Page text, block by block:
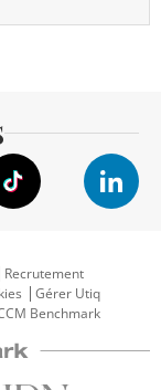
Recrutement
Gérer Utiq
Benchmark